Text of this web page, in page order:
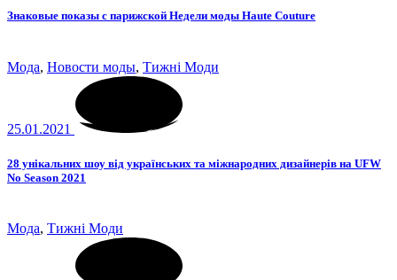
Знаковые показы c парижской Недели моды Haute Couture
Мода, Новости моды, Тижні Моди
25.01.2021
28 унікальних шоу від українських та міжнародних дизайнерів на UFW
No Season 2021
Мода, Тижні Моди